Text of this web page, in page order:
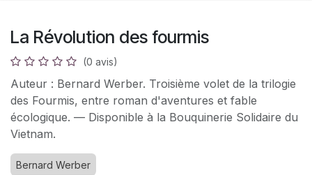
La Révolution des fourmis
(0 avis)
Auteur : Bernard Werber. Troisième volet de la trilogie
des Fourmis, entre roman d'aventures et fable
écologique. — Disponible à la Bouquinerie Solidaire du
Vietnam.
Bernard Werber